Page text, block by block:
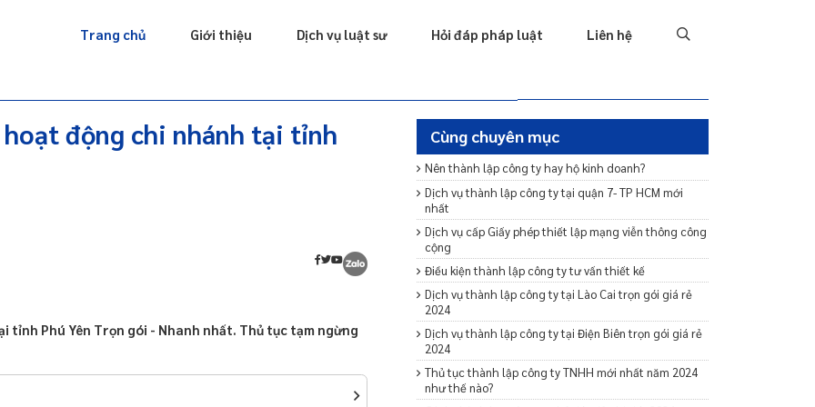
Trang chủ Giới thiệu Dịch vụ luật sư Hỏi đáp pháp luật Liên hệ Hôn nhân & Gia đình
động chi nhánh tại tỉnh
tỉnh Phú Yên Trọn gói - Nhanh nhất. Thủ tục tạm ngừng
Cùng chuyên mục
Nên thành lập công ty hay hộ kinh doanh?
Dịch vụ thành lập công ty tại quận 7- TP HCM mới
nhất
Dịch vụ cấp Giấy phép thiết lập mạng viễn thông công
cộng
Điều kiện thành lập công ty tư vấn thiết kế
Dịch vụ thành lập công ty tại Lào Cai trọn gói giá rẻ
2024
Dịch vụ thành lập công ty tại Điện Biên trọn gói giá rẻ
2024
Thủ tục thành lập công ty TNHH mới nhất năm 2024
như thế nào?